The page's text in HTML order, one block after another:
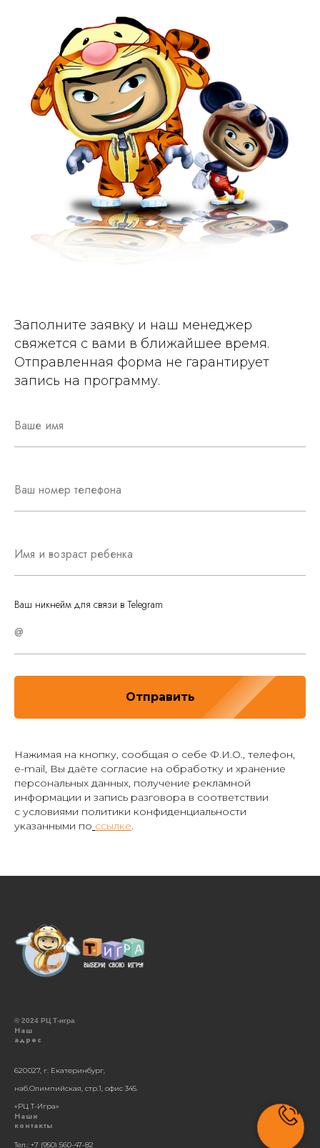
Заполните заявку и наш менеджер
свяжется с вами в ближайшее время.
Отправленная форма не гарантирует
запись на программу.
Ваше имя
Ваш номер телефона
Имя и возраст ребенка
Ваш никнейм для связи в Telegram
@
Отправить
Нажимая на кнопку, сообщая о себе Ф.И.О., телефон,
e-mail, Вы даёте согласие на обработку и хранение
персональных данных, получение рекламной
информации и запись разговора в соответствии
с условиями политики конфиденциальности
указанными по ссылке
© 2024 РЦ Т-игра
Наш
адрес
620 027, г. Екатеринбург,
наб.Олимпийская, стр.1, офис 345.
«РЦ Т-Игра»
Наши
контакты
Тел.: +7 (950) 560-47-82